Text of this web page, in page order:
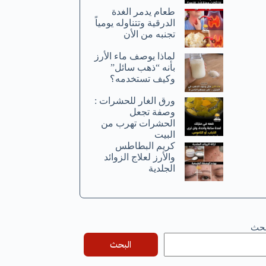
طعام يدمر الغدة
الدرقية وتتناوله يومياً
تجنبه من الأن
لماذا يوصف ماء الأرز
بأنه “ذهب سائل”
وكيف تستخدمه؟
ورق الغار للحشرات :
وصفة تجعل
الحشرات تهرب من
البيت
كريم البطاطس
والأرز لعلاج الزوائد
الجلدية
البحث